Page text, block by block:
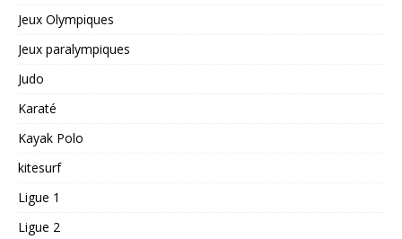
Jeux Olympiques
Jeux paralympiques
Judo
Karaté
Kayak Polo
kitesurf
Ligue 1
Ligue 2